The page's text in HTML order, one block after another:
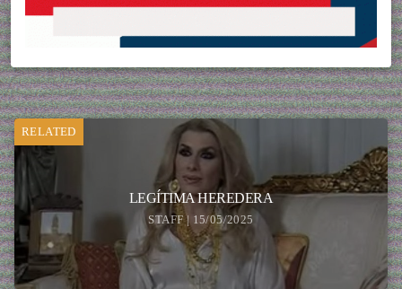
RELATED
LEGÍTIMA HEREDERA
STAFF | 15/05/2025